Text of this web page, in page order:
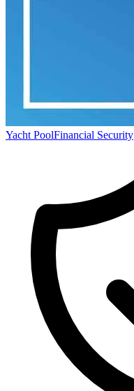
Yacht PoolFinancial Security